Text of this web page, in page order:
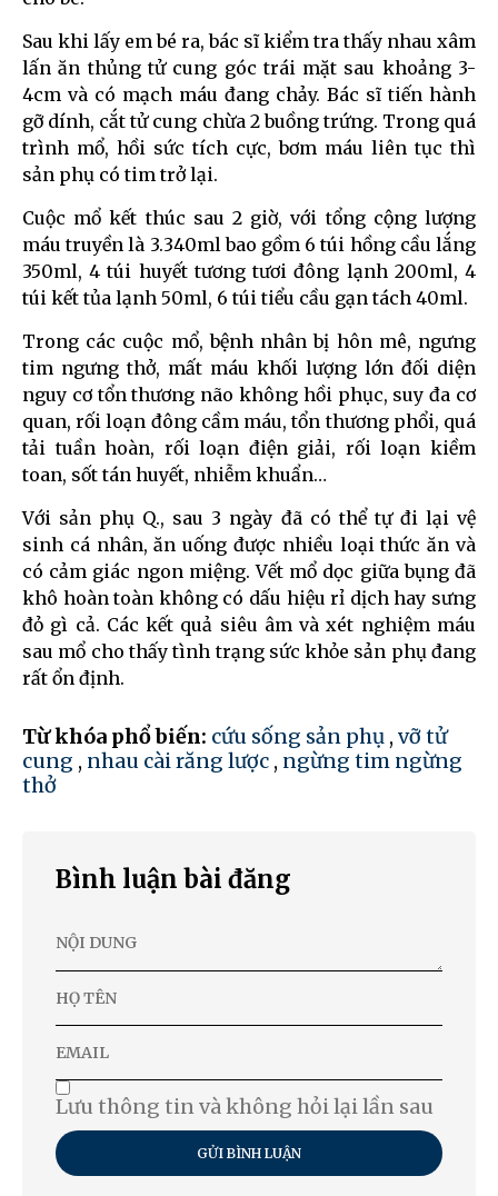
Sau khi lấy em bé ra, bác sĩ kiểm tra thấy nhau xâm
lấn ăn thủng tử cung góc trái mặt sau khoảng 3-
4cm và có mạch máu đang chảy. Bác sĩ tiến hành
gỡ dính, cắt tử cung chừa 2 buồng trứng. Trong quá
trình mổ, hồi sức tích cực, bơm máu liên tục thì
sản phụ có tim trở lại.
Cuộc mổ kết thúc sau 2 giờ, với tổng cộng lượng
máu truyền là 3.340ml bao gồm 6 túi hồng cầu lắng
350ml, 4 túi huyết tương tươi đông lạnh 200ml, 4
túi kết tủa lạnh 50ml, 6 túi tiểu cầu gạn tách 40ml.
Trong các cuộc mổ, bệnh nhân bị hôn mê, ngưng
tim ngưng thở, mất máu khối lượng lớn đối diện
nguy cơ tổn thương não không hồi phục, suy đa cơ
quan, rối loạn đông cầm máu, tổn thương phổi, quá
tải tuần hoàn, rối loạn điện giải, rối loạn kiềm
toan, sốt tán huyết, nhiễm khuẩn…
Với sản phụ Q., sau 3 ngày đã có thể tự đi lại vệ
sinh cá nhân, ăn uống được nhiều loại thức ăn và
có cảm giác ngon miệng. Vết mổ dọc giữa bụng đã
khô hoàn toàn không có dấu hiệu rỉ dịch hay sưng
đỏ gì cả. Các kết quả siêu âm và xét nghiệm máu
sau mổ cho thấy tình trạng sức khỏe sản phụ đang
rất ổn định.
Từ khóa phổ biến: cứu sống sản phụ , vỡ tử
cung , nhau cài răng lược , ngừng tim ngừng
thở
Bình luận bài đăng
Lưu thông tin và không hỏi lại lần sau
GỬI BÌNH LUẬN